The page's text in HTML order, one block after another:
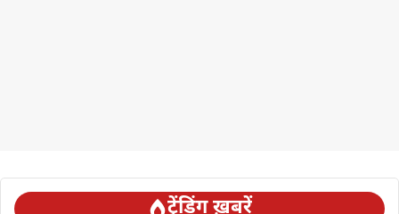
ट्रेंडिंग ख़बरें